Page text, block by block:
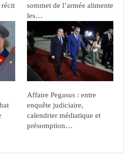
récit
sommet de l’armée alimente
les…
Affaire Pegasus : entre
enquête judiciaire,
calendrier médiatique et
présomption…